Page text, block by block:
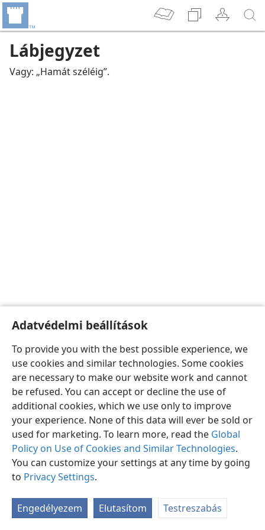
Adatvédelmi beállítások
To provide you with the best possible experience, we
use cookies and similar technologies. Some cookies
are necessary to make our website work and cannot
be refused. You can accept or decline the use of
additional cookies, which we use only to improve
your experience. None of this data will ever be sold or
used for marketing. To learn more, read the Global
Policy on Use of Cookies and Similar Technologies.
You can customize your settings at any time by going
to Privacy Settings.
Engedélyezem Elutasítom Testreszabás
Lábjegyzet
Vagy: „Hamát széléig”.
Magyar Beállítások
Copyright© 2026 Watch Tower Bible and Tract Society of Pennsylvania
Bizalmas információra vonatkozó szabályok
Adatvédelmi beállítások
JW.ORG Bejelentkezés